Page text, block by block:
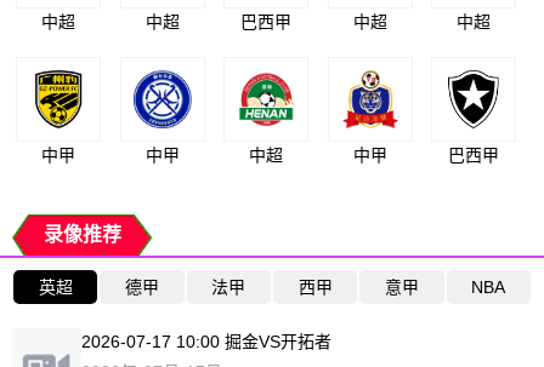
中超 中超 巴西甲 中超 中超
中甲 中甲 中超 中甲 巴西甲
录像推荐
英超 德甲 法甲 西甲 意甲 NBA
2026-07-17 10:00 掘金VS开拓者